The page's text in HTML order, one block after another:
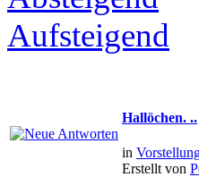
Aufsteigend
Hallöchen. ..
in
Erstellt von